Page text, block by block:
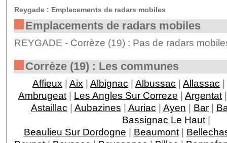
Reygade : Emplacements de radars mobiles
Emplacements de radars mobiles
REYGADE - Corrèze (19) : Pas de radars
Corrèze (19) : Les communes
Affieux | Aix | Albignac | Albussac | Allassac |
Ambrugeat | Les Angles Sur Correze | Argentat
Astaillac | Aubazines | Auriac | Ayen | Bar |
Bassignac Le Haut|
Beaulieu Sur Dordogne | Beaumont|